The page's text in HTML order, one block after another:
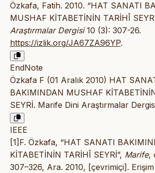
Özkafa, Fatih. 2010. “HAT SANATI
MUSHAF KİTABETİNİN TARİHÎ
Araştırmalar Dergisi10 (3): 307-26.
https://izlik.org/JA67ZA96YP.
EndNote
Özkafa F (01 Aralık 2010) HAT
BAKIMINDAN MUSHAF
SEYRİ. Marife Dini Araştırmalar
IEEE
[1]F. Özkafa, “HAT SANATI
KİTABETİNİN TARİHÎ SEYRİ”, Marife,
307–326, Ara. 2010, [çevrimiçi].